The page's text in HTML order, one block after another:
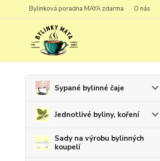
Bylinková poradna MAYA zdarma O nás
Sypané bylinné čaje
Jednotlivé byliny, koření
Sady na výrobu bylinných
koupelí